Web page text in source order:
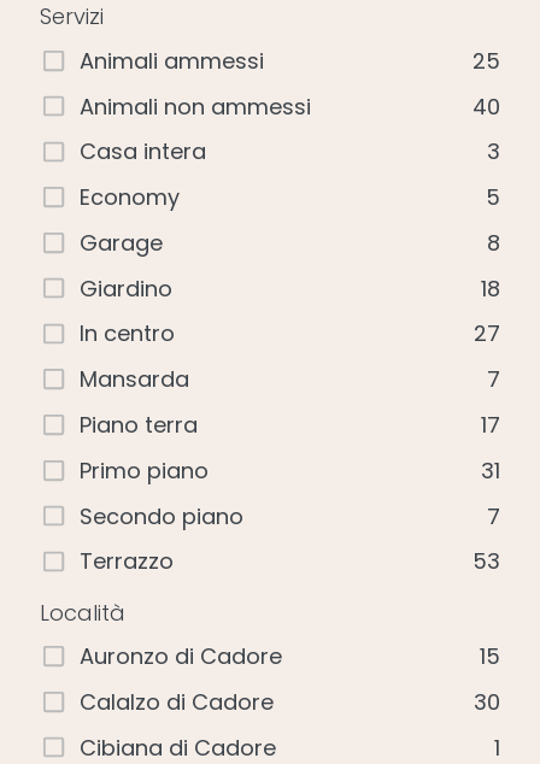
Servizi
Animali ammessi
25
Animali non ammessi
40
Casa intera
3
Economy
5
Garage
8
Giardino
18
In centro
27
Mansarda
7
Piano terra
17
Primo piano
31
Secondo piano
7
Terrazzo
53
Località
Auronzo di Cadore
15
Calalzo di Cadore
30
Cibiana di Cadore
1